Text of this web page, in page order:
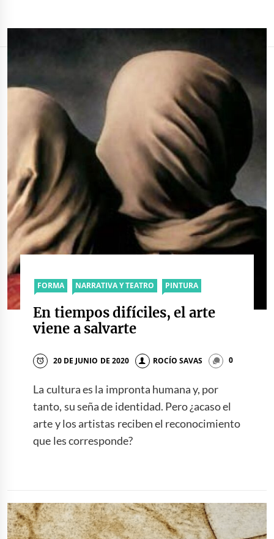
FORMA NARRATIVA Y TEATRO PINTURA
En tiempos difíciles, el arte
viene a salvarte
20 DE JUNIO DE 2020 ROCÍO SAVAS 0
La cultura es la impronta humana y, por
tanto, su seña de identidad. Pero ¿acaso el
arte y los artistas reciben el reconocimiento
que les corresponde?